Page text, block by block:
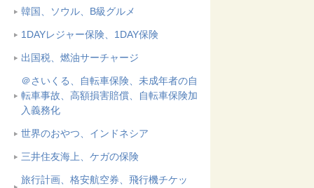
韓国、ソウル、B級グルメ
1DAYレジャー保険、1DAY保険
出国税、燃油サーチャージ
＠さいくる、自転車保険、未成年者の自
転車事故、高額損害賠償、自転車保険加
入義務化
世界のおやつ、インドネシア
三井住友海上、ケガの保険
旅行計画、格安航空券、飛行機チケッ